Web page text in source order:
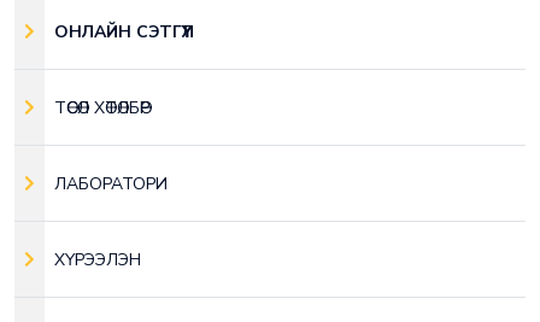
ОНЛАЙН СЭТГҮҮЛ
ТӨСӨЛ ХӨТӨЛБӨР
ЛАБОРАТОРИ
ХҮРЭЭЛЭН